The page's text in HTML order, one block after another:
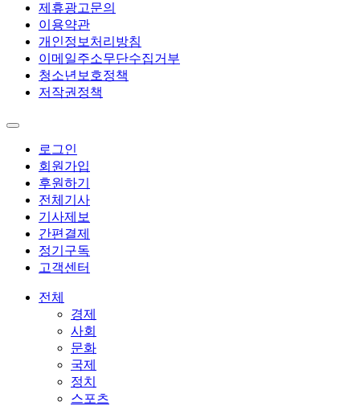
제휴광고문의
이용약관
개인정보처리방침
이메일주소무단수집거부
청소년보호정책
저작권정책
로그인
회원가입
후원하기
전체기사
기사제보
간편결제
정기구독
고객센터
전체
경제
사회
문화
국제
정치
스포츠